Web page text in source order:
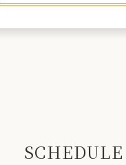
SCHEDULE